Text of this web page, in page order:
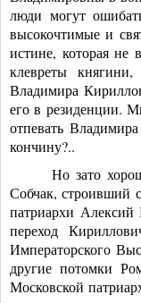
люди могут
высокочтимые и
истине, которая не
клевреты
Владимира
его в резиденции.
отпевать
кончину?..
Но зато
Собчак, строивший
патриархи
переход
Императорского
другие потомки
Московской